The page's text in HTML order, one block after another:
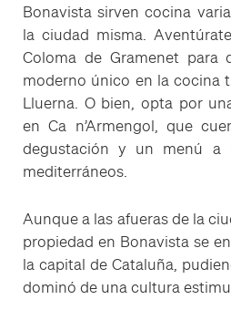
Bonavista sirven cocina
la ciudad misma.
Coloma de Gramenet para
moderno único en la cocina
Lluerna. O bien, opta por
en Ca n’Armengol, que
degustación y un menú a
mediterráneos.
Aunque a las afueras de la
propiedad en Bonavista se
la capital de Cataluña,
dominó de una cultura